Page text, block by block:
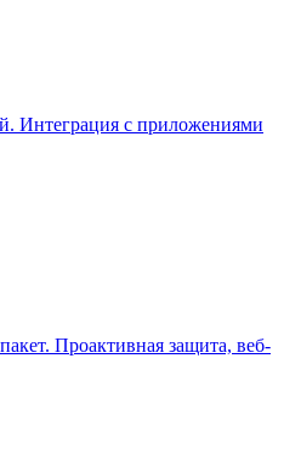
Интеграция с приложениями
Проактивная защита, веб-